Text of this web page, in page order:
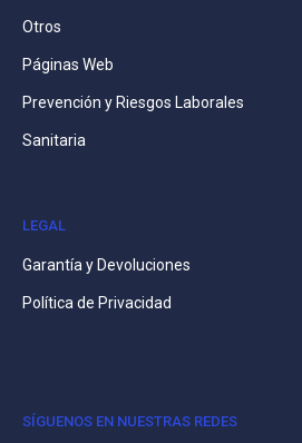
Otros
Páginas Web
Prevención y Riesgos Laborales
Sanitaria
LEGAL
Garantía y Devoluciones
Política de Privacidad
SÍGUENOS EN NUESTRAS REDES